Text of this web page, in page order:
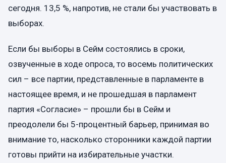
сегодня. 13,5 %, напротив, не стали бы участвовать в
выборах.
Если бы выборы в Сейм состоялись в сроки,
озвученные в ходе опроса, то восемь политических
сил – все партии, представленные в парламенте в
настоящее время, и не прошедшая в парламент
партия «Согласие» – прошли бы в Сейм и
преодолели бы 5-процентный барьер, принимая во
внимание то, насколько сторонники каждой партии
готовы прийти на избирательные участки.